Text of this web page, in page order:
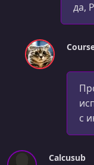
да,
с
Calcusub